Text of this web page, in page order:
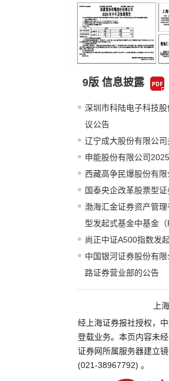
9版 信息披露
深圳市科陆电子科技
议公告
辽宁成大股份有限公
申能股份有限公司
西藏高争民爆股份有
国泰央企改革股票型
渤海汇金证券资产管
型发起式基金中基金
尚正中证A500指数发
中国银河证券股份有
路证券营业部的公告
上
经上海证券报社授权，
登载业务。本页内容未
证券网所属服务器建立
(021-38967792) 。